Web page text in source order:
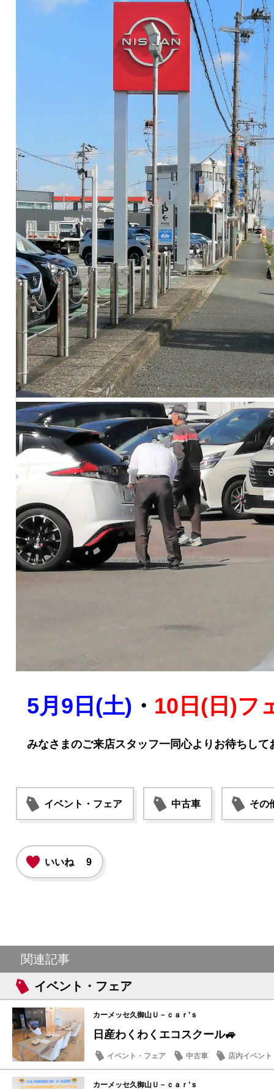
5月9日(土) ・ 10日(日)フ
みなさまのご来店スタッフ一同心よりお待ちし
イベント・フェア 中古車 その
いいね 9
関連記事
イベント・フェア
カーメッセ久御山Ｕ－ｃａｒ’ｓ
日産わくわくエコスクール🚙
イベント・フェア 中古車 店内イベント
カーメッセ久御山Ｕ－ｃａｒ’ｓ